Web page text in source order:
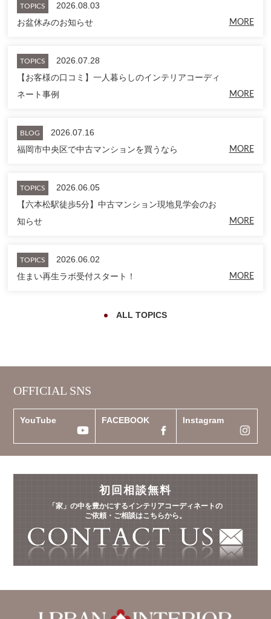
TOPICS
2026.08.03
お盆休みのお知らせ
MORE
TOPICS
2026.07.28
【お客様の口コミ】一人暮らしのインテリアコーディ
ネート事例
MORE
BLOG
2026.07.16
福岡市中央区で中古マンションを買うなら
MORE
TOPICS
2026.06.05
【六本松駅徒歩5分】中古マンション現地見学会のお
知らせ
MORE
TOPICS
2026.06.02
住まい再生ラボ受付スタート！
MORE
ALL TOPICS
OFFICIAL SNS
YouTube FACEBOOK Instagram
初回相談無料
「家」の中を豊かにするインテリアコーディネートの
ご依頼・ご相談はこちらから。